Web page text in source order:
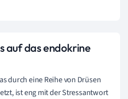
auf das endokrine
durch eine Reihe von Drüsen
ist eng mit der Stressantwort